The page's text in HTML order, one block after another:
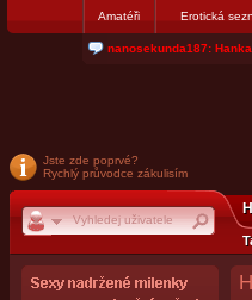
Amatéři Erotická
nanosekunda187:
Jste zde poprvé?
Rychlý průvodce zákulisím